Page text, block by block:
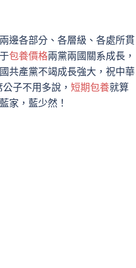
邊各部分、各層級、各處所貫
包養價格兩黨兩國關系成長，
共產黨不竭成長強大，祝中華
子不用多說， 短期包養就算
家，藍少然！